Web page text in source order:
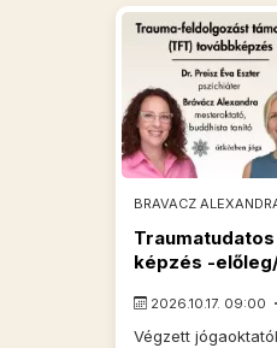
BRAVACZ
képzés -
2026.10.17. 09:00
Végzett